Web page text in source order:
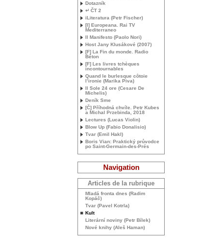
Dotazník
↵ ČT 2
iLiteratura (Petr Fischer)
[I] Europeana. Rai TV
Mediterraneo
Il Manifesto (Paolo Nori)
Host Jany Klusákové (2007)
[F] La Fin du monde. Radio
Béton
[F] Les livres tchèques
incontournables
Quand le burlesque côtoie
l’ironie (Marika Piva)
Il Sole 24 ore (Cesare De
Michelis)
Deník Sme
[Č] Příhodná chvíle. Petr Kubes
a Michal Przebinda, 2018
Lectures (Lucas Violin)
Blow Up (Fabio Donalisio)
Tvar (Emil Hakl)
Boris Vian: Praktický průvodce
po Saint-Germain-des-Prés
Navigation
Articles de la rubrique
Mladá fronta dnes (Radim
Kopáč)
Tvar (Pavel Kotrla)
Kult
Literární noviny (Petr Bílek)
Nové knihy (Aleš Haman)